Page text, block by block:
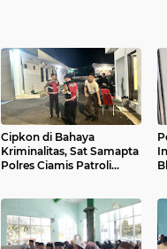
Cipkon di Bahaya
Kriminalitas, Sat Samapta
Polres Ciamis Patroli